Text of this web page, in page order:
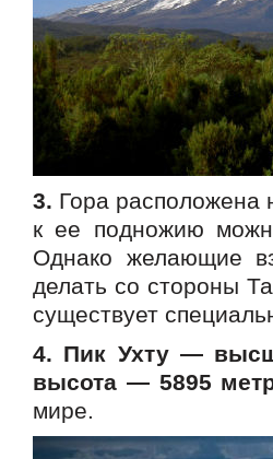
3. Гора расположена
к ее подножию
Однако желающие
делать со стороны
существует
4. Пик Ухту —
высота — 5895
мире.